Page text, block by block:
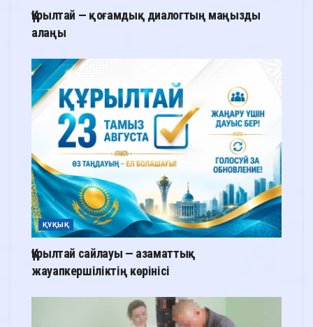
Құрылтай — қоғамдық диалогтың маңызды
алаңы
ҚҰҚЫҚ
Құрылтай сайлауы — азаматтық
жауапкершіліктің көрінісі